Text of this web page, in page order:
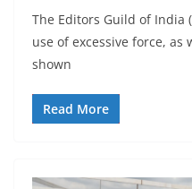
The Editors Guild of India
use of excessive force,
shown
Read More